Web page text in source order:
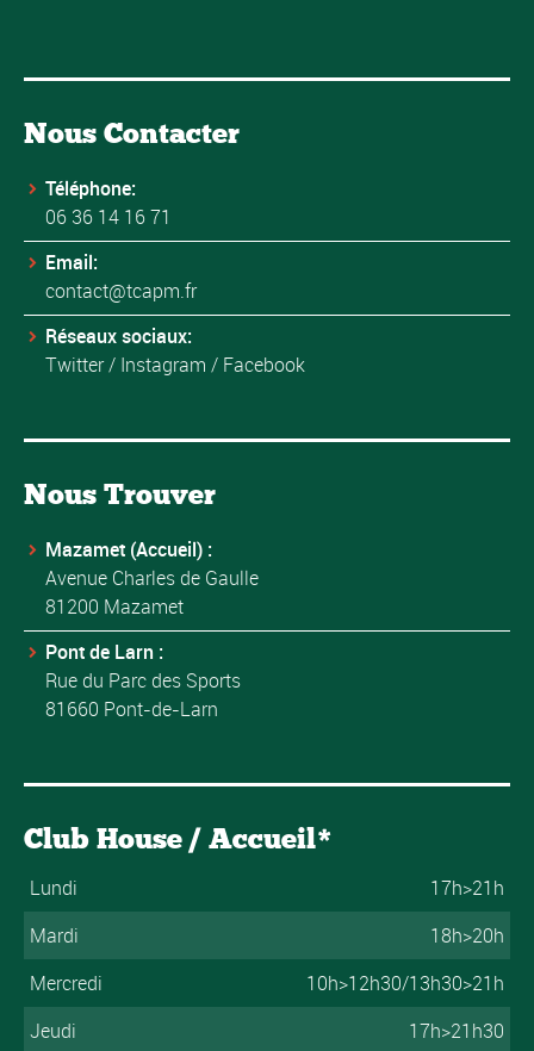
Nous Contacter
Téléphone:
06 36 14 16 71
Email:
contact@tcapm.fr
Réseaux sociaux:
Twitter/ Instagram / Facebook
Nous Trouver
Mazamet (Accueil) :
Avenue Charles de Gaulle
81200 Mazamet
Pont de Larn :
Rue du Parc des Sports
81660 Pont-de-Larn
Club House / Accueil*
Lundi
17h>21h
Mardi
18h>20h
Mercredi
10h>12h30/13h30>21h
Jeudi
17h>21h30